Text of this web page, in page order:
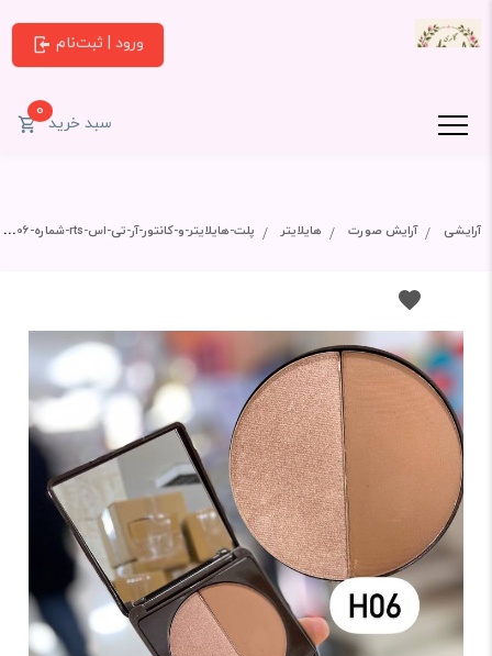
ورود | ثبت‌نام
سبد خرید0
آرایشی آرایش صورت هایلایتر پلت-هایلایتر-و-کانتور-آر-تی-اس-rts-شماره-h0۶